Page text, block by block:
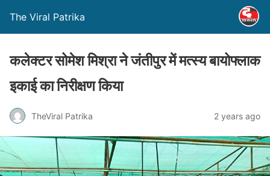
The Viral Patrika
कलेक्टर सोमेश मिश्रा ने जंतीपुर में मत्स्य बायोफ्लाक
इकाई का निरीक्षण किया
TheViral Patrika 2 years ago